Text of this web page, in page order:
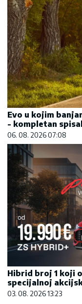
Evo u kojim
- kompletan
06. 08. 2026 07:08
Hibrid broj 1 koji
specijalnoj
03. 08. 2026 13:23